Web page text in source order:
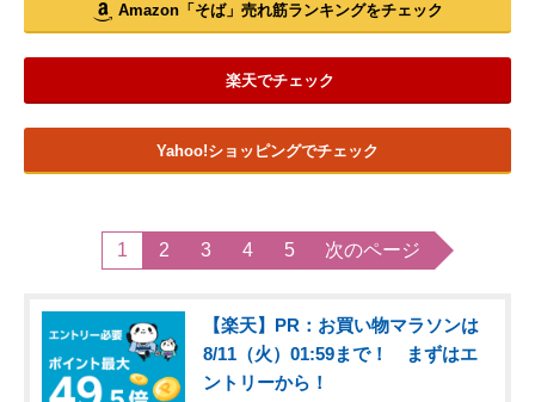
Amazon「そば」売れ筋ランキングをチェック
楽天でチェック
Yahoo!ショッピングでチェック
1 2 3 4 5 次のページ
【楽天】PR：お買い物マラソンは
8/11（火）01:59まで！ まずはエ
ントリーから！